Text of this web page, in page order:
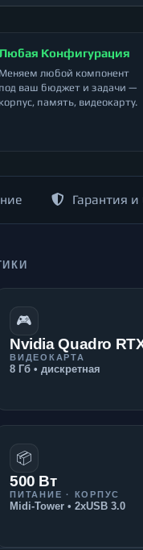
Конфигурация
Меняем любой компонент
под ваш бюджет и задачи —
корпус, память, видеокарту.
Гарантия и
🎮
Nvidia Quadro
ВИДЕОКАРТА
8 Гб • дискретная
📦
500 Вт
ПИТАНИЕ · КОРПУС
Midi-Tower • 2xUSB 3.0